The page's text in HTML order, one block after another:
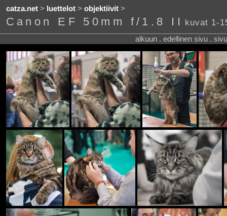
catza.net> luettelot> objektiivit>
Canon EF 50mm f/1.8 II kuvat 1-
alkuun . edellinen sivu .